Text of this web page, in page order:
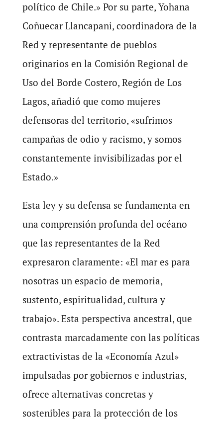
político de Chile.» Por su parte, Yohana
Coñuecar Llancapani, coordinadora de la
Red y representante de pueblos
originarios en la Comisión Regional de
Uso del Borde Costero, Región de Los
Lagos, añadió que como mujeres
defensoras del territorio, «sufrimos
campañas de odio y racismo, y somos
constantemente invisibilizadas por el
Estado.»
Esta ley y su defensa se fundamenta en
una comprensión profunda del océano
que las representantes de la Red
expresaron claramente: «El mar es para
nosotras un espacio de memoria,
sustento, espiritualidad, cultura y
trabajo». Esta perspectiva ancestral, que
contrasta marcadamente con las políticas
extractivistas de la «Economía Azul»
impulsadas por gobiernos e industrias,
ofrece alternativas concretas y
sostenibles para la protección de los